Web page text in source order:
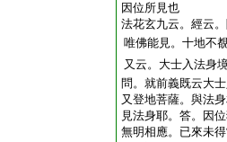
因位所見也
法花玄九云。經云
唯佛能見。十地不
又云。大士入法身
問。就前義既云大
又登地菩薩。與法
見法身耶。答。因
無明相應。已來未